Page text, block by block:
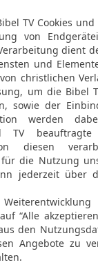
seid
Christus
19 Den
20
Prüft
22 Meidet
23 Er aber,
und
untadelig
Treu ist
25 Brüder
26 Grüßt
27 Ich